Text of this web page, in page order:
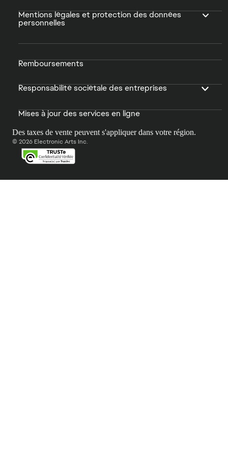
Mentions légales et protection des données
personnelles
Remboursements
Responsabilité sociétale des entreprises
Mises à jour des services en ligne
Des taxes de vente peuvent s'appliquer dans votre région.
© 2026 Electronic Arts Inc.